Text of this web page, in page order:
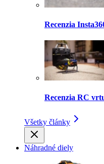
Recenzia
Recenzia RC
Všetky články
Náhradné diely